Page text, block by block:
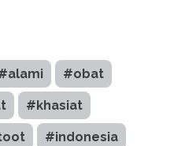
#obat
#khasiat
#indonesia